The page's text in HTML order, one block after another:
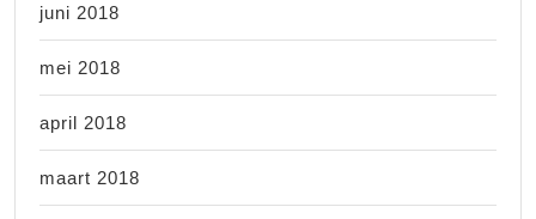
juni 2018
mei 2018
april 2018
maart 2018